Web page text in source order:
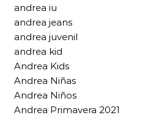
andrea iu
andrea jeans
andrea juvenil
andrea kid
Andrea Kids
Andrea Niñas
Andrea Niños
Andrea Primavera 2021